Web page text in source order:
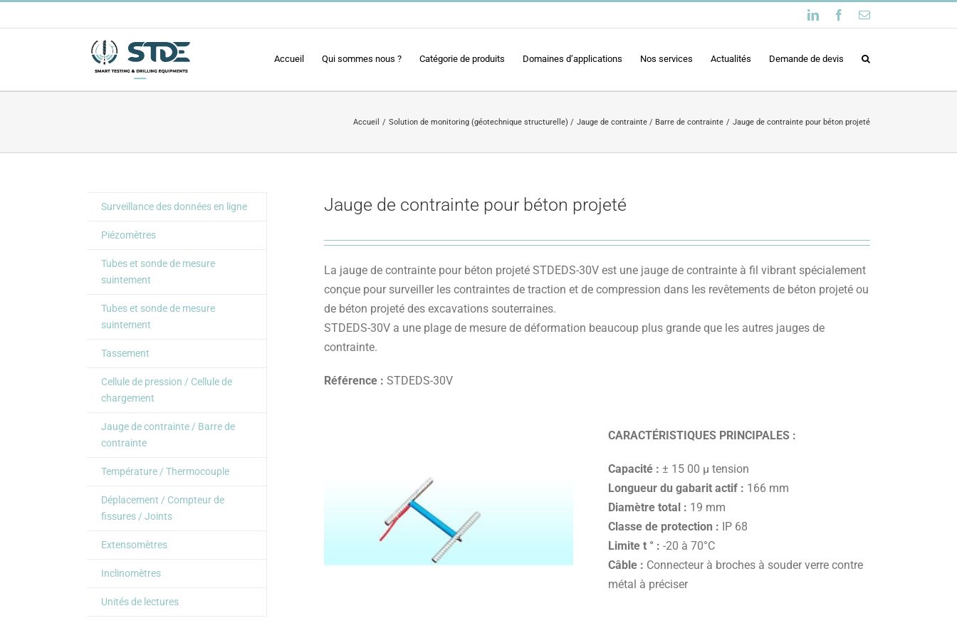
au
LinkedInFacebook
Email
Accueil Qui sommes nous ? Catégorie de produits Domaines d’applications Nos services Actualités Demande de devis
Accueil Solution de monitoring (géotechnique structurelle) Jauge de contrainte / Barre de contrainte Jauge de contrainte pour béton projeté
Jauge de contrainte pour béton projeté
La jauge de contrainte pour béton projeté STDEDS-30V est une jauge de contrainte à fil vibrant spécialement
conçue pour surveiller les contraintes de traction et de compression dans les revêtements de béton projeté ou
de béton projeté des excavations souterraines.
STDEDS-30V a une plage de mesure de déformation beaucoup plus grande que les autres jauges de
contrainte.
Référence : STDEDS-30V
CARACTÉRISTIQUES PRINCIPALES :
Capacité : ± 15 00 μ tension
Longueur du gabarit actif : 166 mm
Diamètre total : 19 mm
Classe de protection : IP 68
Limite t ° : -20 à 70°C
Câble : Connecteur à broches à souder verre contre
métal à préciser
Surveillance des données en ligne
Piézomètres
Tubes et sonde de mesure
suintement
Tubes et sonde de mesure
suintement
Tassement
Cellule de pression / Cellule de
chargement
Jauge de contrainte / Barre de
contrainte
Température / Thermocouple
Déplacement / Compteur de
fissures / Joints
Extensomètres
Inclinomètres
Unités de lectures